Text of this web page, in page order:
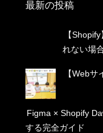
最新の投稿
【
れない場
【Web
Figma × Shopify
する完全ガイド